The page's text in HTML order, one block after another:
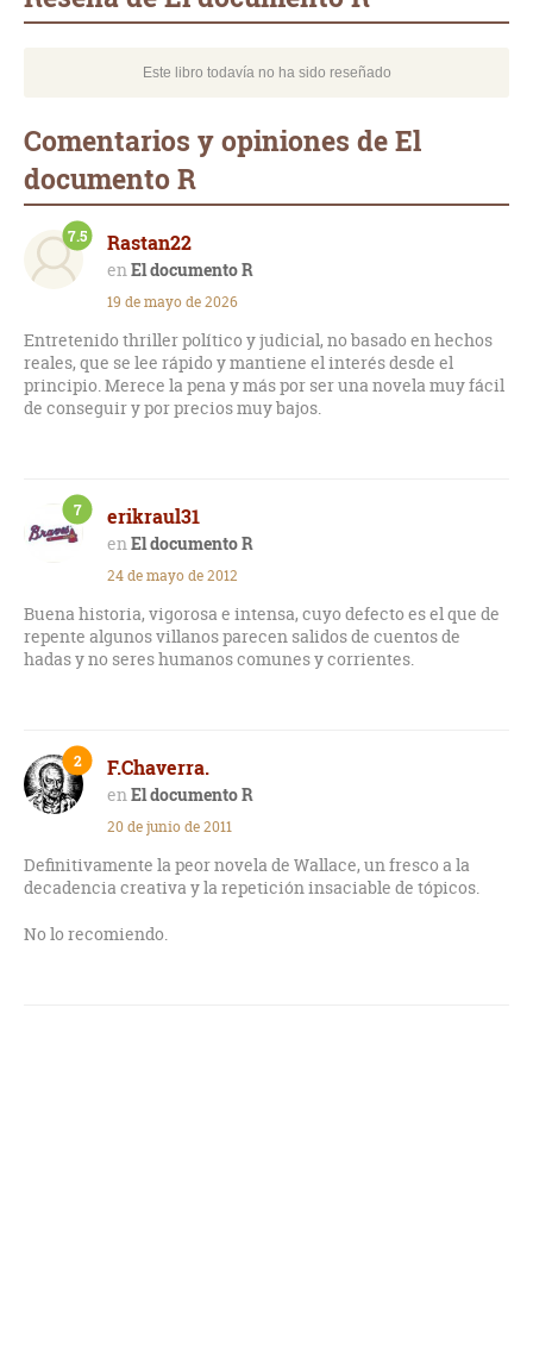
Este libro todavía no ha sido reseñado
Comentarios y opiniones de El
documento R
Rastan22
El documento R
7.5
19 de mayo de 2026
Entretenido thriller político y judicial, no basado en hechos
reales, que se lee rápido y mantiene el interés desde el
principio. Merece la pena y más por ser una novela muy fácil
de conseguir y por precios muy bajos.
erikraul31
El documento R
7
24 de mayo de 2012
Buena historia, vigorosa e intensa, cuyo defecto es el que de
repente algunos villanos parecen salidos de cuentos de
hadas y no seres humanos comunes y corrientes.
F.Chaverra.
El documento R
2
20 de junio de 2011
Definitivamente la peor novela de Wallace, un fresco a la
decadencia creativa y la repetición insaciable de tópicos.
No lo recomiendo.